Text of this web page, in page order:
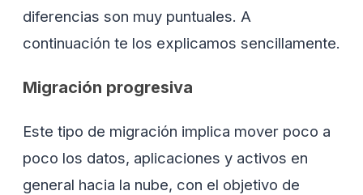
diferencias son muy puntuales. A
continuación te los explicamos sencillamente.
Migración progresiva
Este tipo de migración implica mover poco a
poco los datos, aplicaciones y activos en
general hacia la nube, con el objetivo de